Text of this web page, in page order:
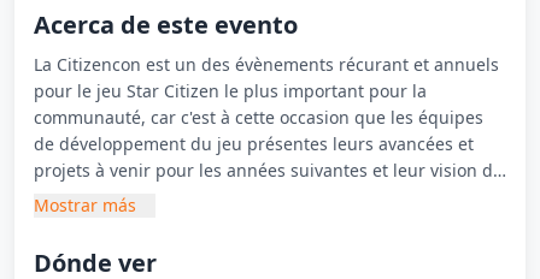
Acerca de este evento
La Citizencon est un des évènements récurant et annuels
pour le jeu Star Citizen le plus important pour la
communauté, car c'est à cette occasion que les équipes
de développement du jeu présentes leurs avancées et
projets à venir pour les années suivantes et leur vision du
jeu a moyen et long terme.
Cette année, retrouvez Hugo Lisoir, Joueur du Grenier
Mostrar más
Dónde ver